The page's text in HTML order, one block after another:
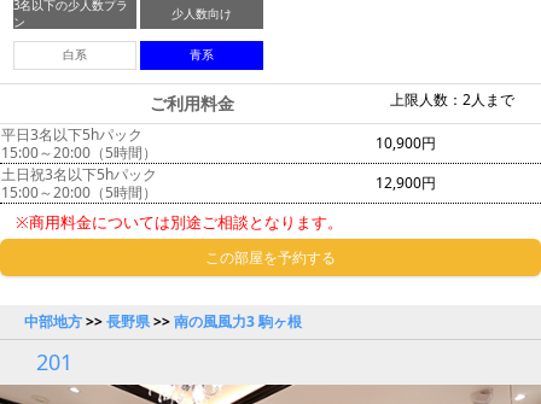
3名以下の少人数プラ
ン
少人数向け
白系 青系
上限人数：2人まで
ご利用料金
平日3名以下5hパック
15:00～20:00（5時間）
10,900円
土日祝3名以下5hパック
15:00～20:00（5時間）
12,900円
※商用料金については別途ご相談となります。
この部屋を予約する
中部地方>>長野県>>南の風風力3 駒ヶ根
201